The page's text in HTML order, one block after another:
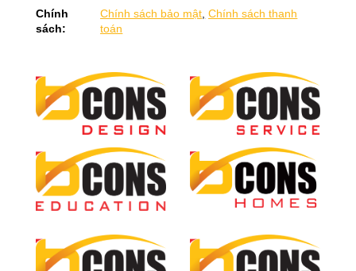
Chính
sách:
Chính sách bảo mật Chính sách thanh
toán